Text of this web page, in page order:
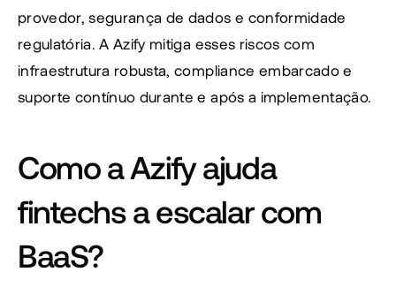
provedor, segurança de dados e conformidade
regulatória. A Azify mitiga esses riscos com
infraestrutura robusta, compliance embarcado e
suporte contínuo durante e após a implementação.
Como a Azify ajuda
fintechs a escalar com
BaaS?